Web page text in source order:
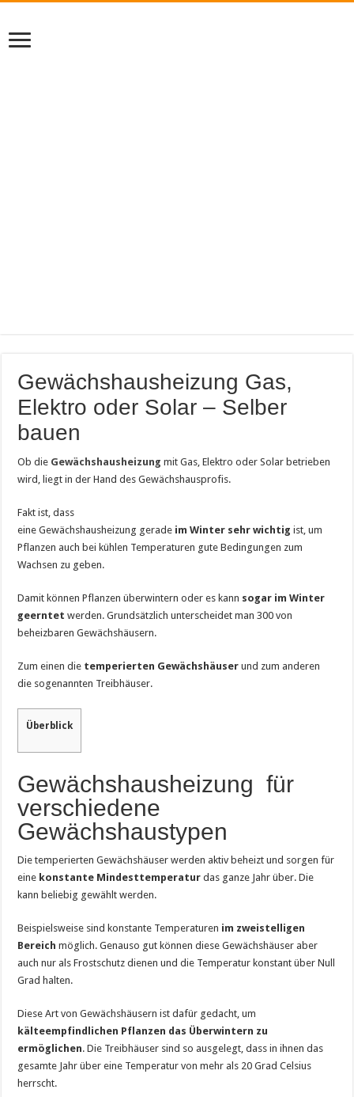
Gewächshausheizung Gas,
Elektro oder Solar – Selber
bauen
Ob die Gewächshausheizung mit Gas, Elektro oder Solar betrieben
wird, liegt in der Hand des Gewächshausprofis.
Fakt ist, dass
eine Gewächshausheizung gerade im Winter sehr wichtig ist, um
Pflanzen auch bei kühlen Temperaturen gute Bedingungen zum
Wachsen zu geben.
Damit können Pflanzen überwintern oder es kann sogar im Winter
geerntet werden. Grundsätzlich unterscheidet man 300 von
beheizbaren Gewächshäusern.
Zum einen die temperierten Gewächshäuser und zum anderen
die sogenannten Treibhäuser.
Überblick
Gewächshausheizung für
verschiedene
Gewächshaustypen
Die temperierten Gewächshäuser werden aktiv beheizt und sorgen für
eine konstante Mindesttemperatur das ganze Jahr über. Die
kann beliebig gewählt werden.
Beispielsweise sind konstante Temperaturen im zweistelligen
Bereich möglich. Genauso gut können diese Gewächshäuser aber
auch nur als Frostschutz dienen und die Temperatur konstant über Null
Grad halten.
Diese Art von Gewächshäusern ist dafür gedacht, um
kälteempfindlichen Pflanzen das Überwintern zu
ermöglichen. Die Treibhäuser sind so ausgelegt, dass in ihnen das
gesamte Jahr über eine Temperatur von mehr als 20 Grad Celsius
herrscht.